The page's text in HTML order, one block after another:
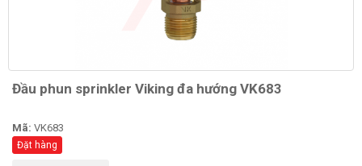
Đầu phun sprinkler Viking đa hướng VK683
Mã: VK683
Đặt hàng